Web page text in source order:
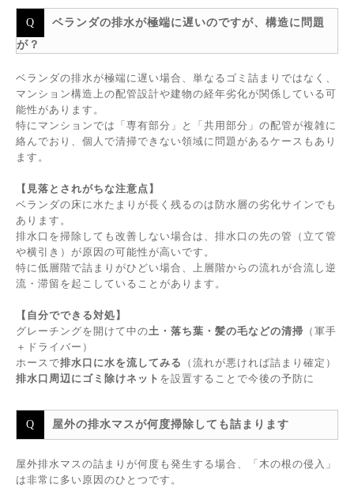
ベランダの排水が極端に遅いのですが、構造に問題
が？
ベランダの排水が極端に遅い場合、単なるゴミ詰まりではなく、
マンション構造上の配管設計や建物の経年劣化が関係している可
能性があります。
特にマンションでは「専有部分」と「共用部分」の配管が複雑に
絡んでおり、個人で清掃できない領域に問題があるケースもあり
ます。
【見落とされがちな注意点】
ベランダの床に水たまりが長く残るのは防水層の劣化サインでも
あります。
排水口を掃除しても改善しない場合は、排水口の先の管（立て管
や横引き）が原因の可能性が高いです。
特に低層階で詰まりがひどい場合、上層階からの流れが合流し逆
流・滞留を起こしていることがあります。
【自分でできる対処】
グレーチングを開けて中の土・落ち葉・髪の毛などの清掃 （軍手
＋ドライバー）
ホースで排水口に水を流してみる
（流れが悪ければ詰まり確定）
排水口周辺にゴミ除けネット を設置することで今後の予防に
屋外の排水マスが何度掃除しても詰まります
屋外排水マスの詰まりが何度も発生する場合、「木の根の侵入」
は非常に多い原因のひとつです。